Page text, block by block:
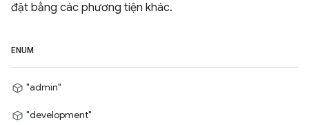
đặt bằng các phương tiện khác.
ENUM
"admin"
"development"